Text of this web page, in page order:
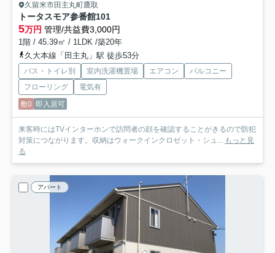
久留米市田主丸町鷹取
トータスモア参番館101
5万円 管理/共益費3,000円
1階 / 45.39㎡ / 1LDK /築20年
久大本線「田主丸」駅 徒歩53分
バス・トイレ別 室内洗濯機置場 エアコン
バルコニー
フローリング
電気有
敷0 即入居可
来客時にはTVインターホンで訪問者の顔を確認することがきるので防犯
対策につながります。収納はウォークインクロゼット・シュ... もっと見
る
アパート